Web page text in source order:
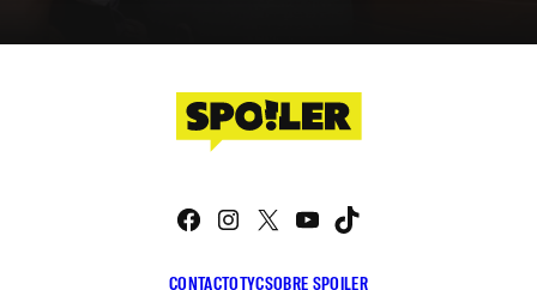
CONTACTOTYCSOBRE SPOILER
Facebook
Instagram
X YouTube